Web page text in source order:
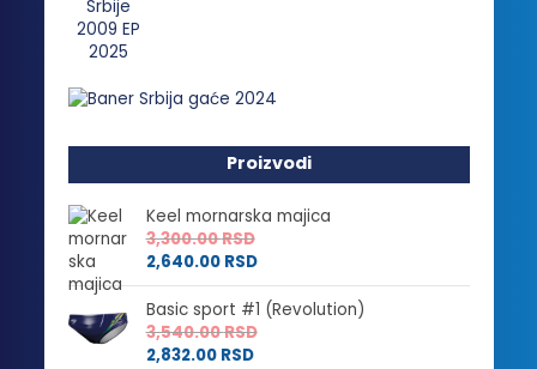
Proizvodi
Keel mornarska majica
3,300.00RSD
2,640.00 RSD
Basic sport #1 (Revolution)
3,540.00RSD
2,832.00 RSD